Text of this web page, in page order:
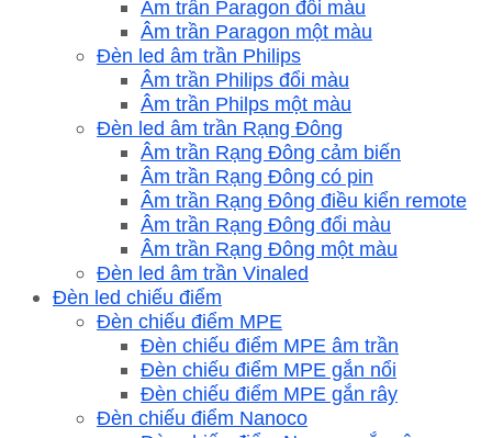
Âm trần Paragon đổi màu
Âm trần Paragon một màu
Đèn led âm trần Philips
Âm trần Philips đổi màu
Âm trần Philps một màu
Đèn led âm trần Rạng Đông
Âm trần Rạng Đông cảm biến
Âm trần Rạng Đông có pin
Âm trần Rạng Đông điều kiển remote
Âm trần Rạng Đông đổi màu
Âm trần Rạng Đông một màu
Đèn led âm trần Vinaled
Đèn led chiếu điểm
Đèn chiếu điểm MPE
Đèn chiếu điểm MPE âm trần
Đèn chiếu điểm MPE gắn nổi
Đèn chiếu điểm MPE gắn rây
Đèn chiếu điểm Nanoco